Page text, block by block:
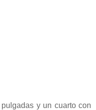
y un cuarto con